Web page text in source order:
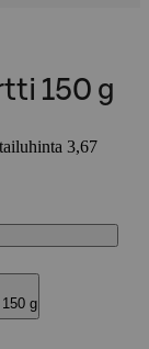
150 g
3,67
g